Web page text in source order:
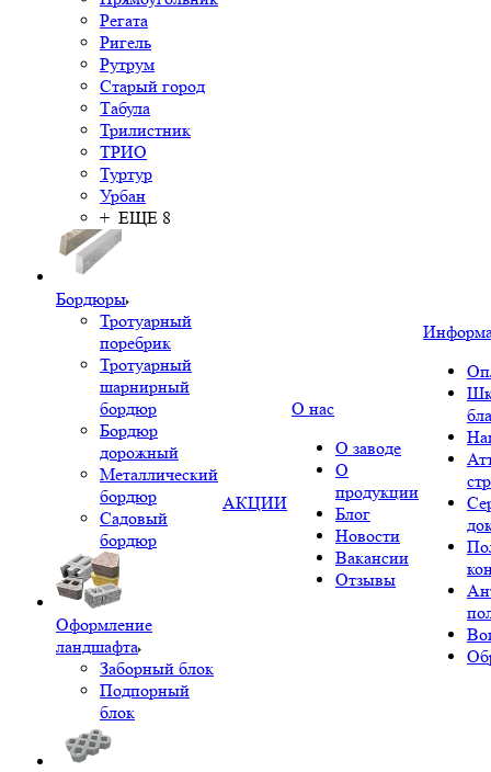
Регата
Ригель
Рутрум
Старый город
Табула
Трилистник
ТРИО
Туртур
Урбан
+ ЕЩЕ 8
Бордюры
Тротуарный
поребрик
Тротуарный
шарнирный
бордюр
Бордюр
дорожный
Металлический
бордюр
Садовый
бордюр
Оформление
ландшафта
Заборный блок
Подпорный
блок
АКЦИИ
О нас
О заводе
О
продукции
Блог
Новости
Вакансии
Отзывы